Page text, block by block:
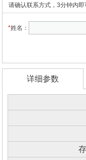
请确认联系方式，3分钟内即
*姓名：
详细参数